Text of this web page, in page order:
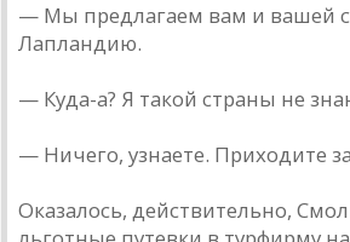
— Мы предлагаем вам и вашей
Лапландию.
— Куда-а? Я такой страны не
— Ничего, узнаете. Приходите
Оказалось, действительно,